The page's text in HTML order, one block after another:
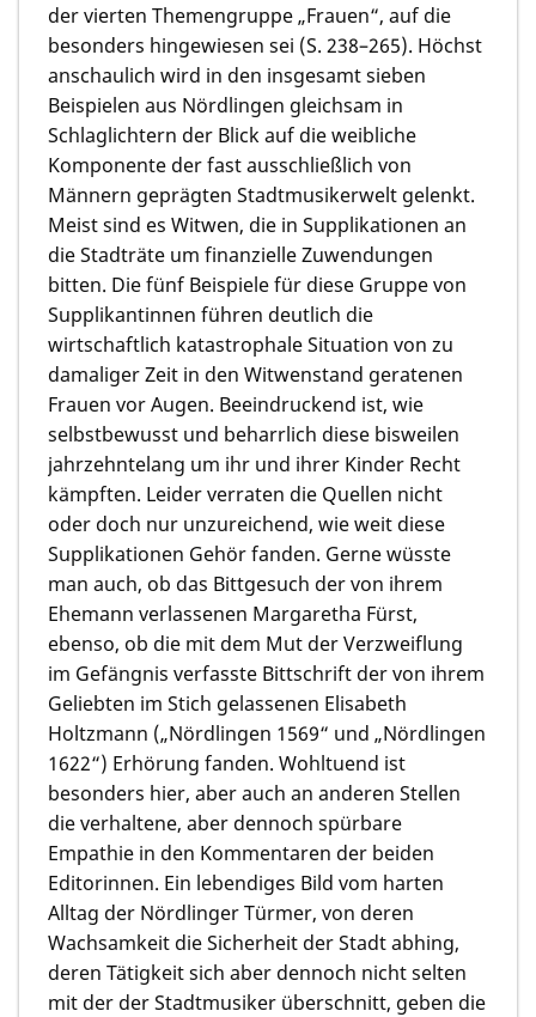
der vierten Themengruppe „Frauen“, auf die
besonders hingewiesen sei (S. 238–265). Höchst
anschaulich wird in den insgesamt sieben
Beispielen aus Nördlingen gleichsam in
Schlaglichtern der Blick auf die weibliche
Komponente der fast ausschließlich von
Männern geprägten Stadtmusikerwelt gelenkt.
Meist sind es Witwen, die in Supplikationen an
die Stadträte um finanzielle Zuwendungen
bitten. Die fünf Beispiele für diese Gruppe von
Supplikantinnen führen deutlich die
wirtschaftlich katastrophale Situation von zu
damaliger Zeit in den Witwenstand geratenen
Frauen vor Augen. Beeindruckend ist, wie
selbstbewusst und beharrlich diese bisweilen
jahrzehntelang um ihr und ihrer Kinder Recht
kämpften. Leider verraten die Quellen nicht
oder doch nur unzureichend, wie weit diese
Supplikationen Gehör fanden. Gerne wüsste
man auch, ob das Bittgesuch der von ihrem
Ehemann verlassenen Margaretha Fürst,
ebenso, ob die mit dem Mut der Verzweiflung
im Gefängnis verfasste Bittschrift der von ihrem
Geliebten im Stich gelassenen Elisabeth
Holtzmann („Nördlingen 1569“ und „Nördlingen
1622“) Erhörung fanden. Wohltuend ist
besonders hier, aber auch an anderen Stellen
die verhaltene, aber dennoch spürbare
Empathie in den Kommentaren der beiden
Editorinnen. Ein lebendiges Bild vom harten
Alltag der Nördlinger Türmer, von deren
Wachsamkeit die Sicherheit der Stadt abhing,
deren Tätigkeit sich aber dennoch nicht selten
mit der der Stadtmusiker überschnitt, geben die